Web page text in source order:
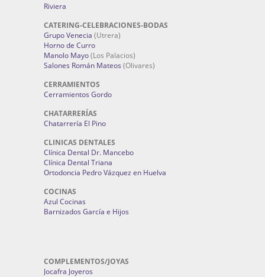
Riviera
CATERING-CELEBRACIONES-BODAS
Grupo Venecia (Utrera)
Horno de Curro
Manolo Mayo(Los Palacios)
Salones Román Mateos (Olivares)
CERRAMIENTOS
Cerramientos Gordo
CHATARRERÍAS
Chatarrería El Pino
CLINICAS DENTALES
Clínica Dental Dr. Mancebo
Clínica Dental Triana
Ortodoncia Pedro Vázquez en Huelva
COCINAS
Azul Cocinas
Barnizados García e Hijos
COMPLEMENTOS/JOYAS
Jocafra Joyeros